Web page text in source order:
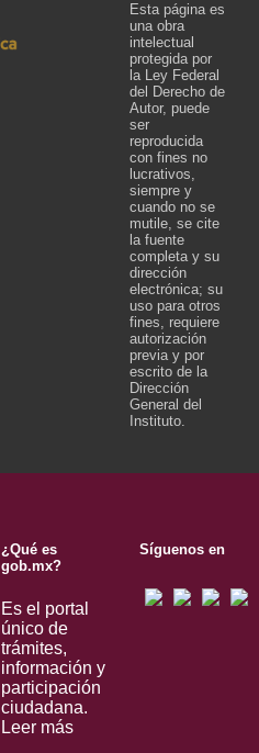
Esta página es
una obra
intelectual
protegida por
la Ley Federal
del Derecho de
Autor, puede
ser
reproducida
con fines no
lucrativos,
siempre y
cuando no se
mutile, se cite
la fuente
completa y su
dirección
electrónica; su
uso para otros
fines, requiere
autorización
previa y por
escrito de la
Dirección
General del
Instituto.
¿Qué es
gob.mx?
Es el portal
único de
trámites,
información y
participación
ciudadana.
Leer más
Síguenos en